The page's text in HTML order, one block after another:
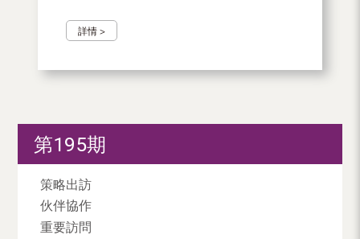
詳情 >
第195期
策略出訪
伙伴協作
重要訪問